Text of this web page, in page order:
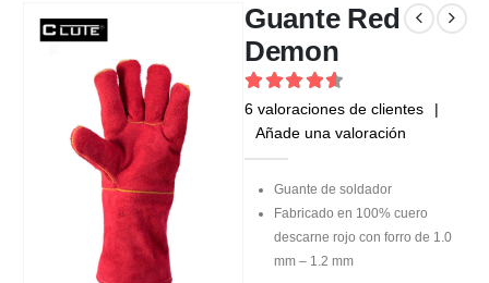
Guante Red
Demon
4.67out of 5
6 valoraciones de clientes
|
Añade una valoración
Guante de soldador
Fabricado en 100% cuero
descarne rojo con forro de 1.0
mm – 1.2 mm